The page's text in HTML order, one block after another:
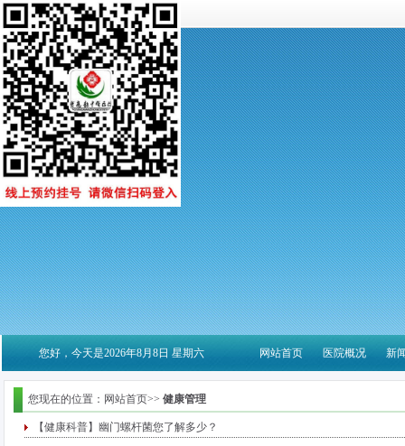
您好，今天是2026年8月8日 星期六 新
医院概况
网站首页
您现在的位置：网站首页>> 健康管理
【健康科普】幽门螺杆菌您了解多少？